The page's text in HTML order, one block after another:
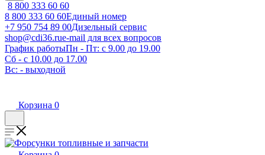
8 800 333 60 60
8 800 333 60 60Единый номер
+7 950 754 89 00Дизельный сервис
shop@cdi36.rue-mail для всех вопросов
График работыПн - Пт: с 9.00 до 19.00
Сб - с 10.00 до 17.00
Вс: - выходной
Корзина 0